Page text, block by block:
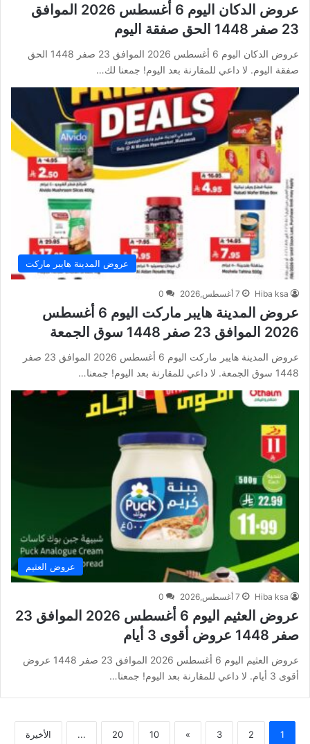
عروض الدكان اليوم 6 أغسطس 2026 الموافق
23 صفر 1448 الحق صفقة اليوم
عروض الدكان اليوم 6 أغسطس 2026 الموافق 23 صفر 1448 الحق
صفقة اليوم. لا داعي للمقارنة بعد اليوم! جمعنا لك…
عروض المدينة هايبر ماركت
Hiba ksa 7 أغسطس,2026 0
عروض المدينة هايبر ماركت اليوم 6 أغسطس
2026 الموافق 23 صفر 1448 سوق الجمعة
عروض المدينة هايبر ماركت اليوم 6 أغسطس 2026 الموافق 23 صفر
1448 سوق الجمعة. لا داعي للمقارنة بعد اليوم! جمعنا…
عروض العثيم
Hiba ksa 7 أغسطس,2026 0
عروض العثيم اليوم 6 أغسطس 2026 الموافق 23
صفر 1448 عروض أقوى 3 أيام
عروض العثيم اليوم 6 أغسطس 2026 الموافق 23 صفر 1448 عروض
أقوى 3 أيام. لا داعي للمقارنة بعد اليوم! جمعنا…
1
2
3
»
10
20
... الأخيرة